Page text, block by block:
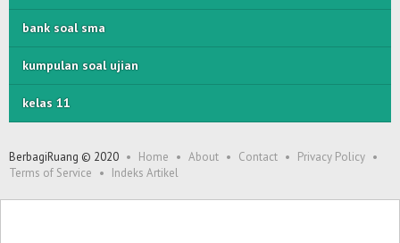
bank soal sma
kumpulan soal ujian
kelas 11
BerbagiRuang © 2020 Home About Contact
Privacy Policy
Terms of Service
Indeks Artikel